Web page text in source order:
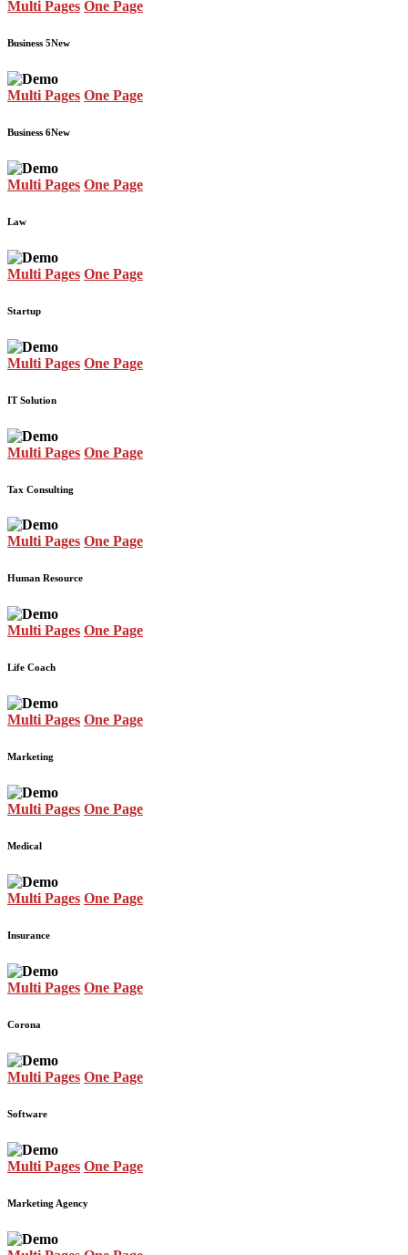
Multi Pages One Page
Business 5New
Multi Pages One Page
Business 6New
Multi Pages One Page
Law
Multi Pages One Page
Startup
Multi Pages One Page
IT Solution
Multi Pages One Page
Tax Consulting
Multi Pages One Page
Human Resource
Multi Pages One Page
Life Coach
Multi Pages One Page
Marketing
Multi Pages One Page
Medical
Multi Pages One Page
Insurance
Multi Pages One Page
Corona
Multi Pages One Page
Software
Multi Pages One Page
Marketing Agency